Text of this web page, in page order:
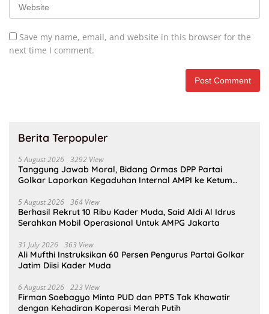
Save my name, email, and website in this browser for the
next time I comment.
Berita Terpopuler
5 August 2026 3292 View
Tanggung Jawab Moral, Bidang Ormas DPP Partai
Golkar Laporkan Kegaduhan Internal AMPI ke Ketum
5 August 2026 364 View
Berhasil Rekrut 10 Ribu Kader Muda, Said Aldi Al Idrus
Serahkan Mobil Operasional Untuk AMPG Jakarta
31 July 2026 363 View
Ali Mufthi Instruksikan 60 Persen Pengurus Partai Golkar
Jatim Diisi Kader Muda
6 August 2026 223 View
Firman Soebagyo Minta PUD dan PPTS Tak Khawatir
dengan Kehadiran Koperasi Merah Putih